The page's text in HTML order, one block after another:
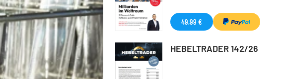
49,99 €
HEBELTRADER 142/26